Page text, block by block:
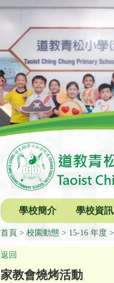
學校簡介 學校資訊
首頁 校園動態 15-16 年度
返回
家教會燒烤活動